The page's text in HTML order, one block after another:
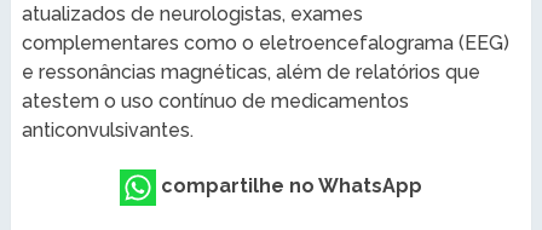
atualizados de neurologistas, exames
complementares como o eletroencefalograma (EEG)
e ressonâncias magnéticas, além de relatórios que
atestem o uso contínuo de medicamentos
anticonvulsivantes.
compartilhe no WhatsApp